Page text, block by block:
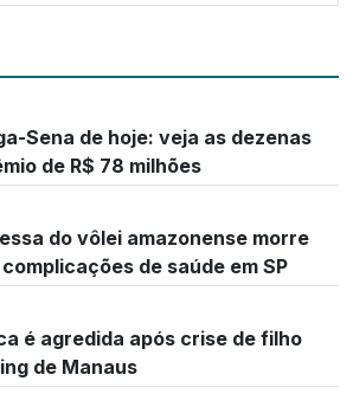
Sena de hoje: veja as dezenas
de R$ 78 milhões
do vôlei amazonense morre
de saúde em SP
é agredida após crise de filho
de Manaus